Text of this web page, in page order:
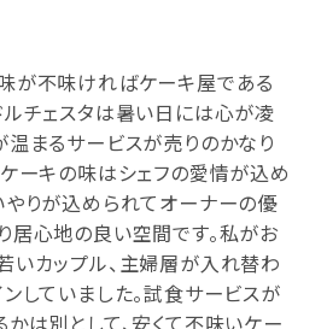
が不味ければケーキ屋である
ルチェスタは暑い日には心が凌
温まるサービスが売りのかなり
ーキの味はシェフの愛情が込め
やりが込められてオーナーの優
居心地の良い空間です。私がお
いカップル、主婦層が入れ替わ
していました。試食サービスが
は別として、安くて不味いケー